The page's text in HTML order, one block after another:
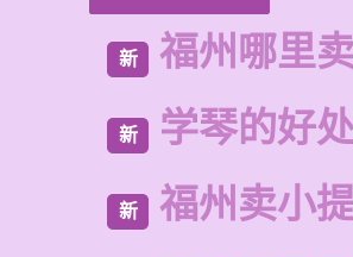
新 福州哪里
新 学琴的好
新 福州卖小